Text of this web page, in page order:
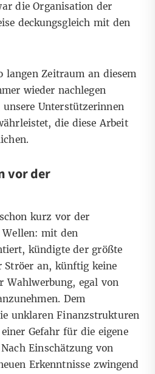
die Organisation der
deckungsgleich mit den
langen Zeitraum an diesem
wieder nachlegen
Unterstützerinnen
die diese Arbeit
vor der
kurz vor der
mit den
kündigte der größte
Ströer an, künftig keine
Wahlwerbung, egal von
Dem
unklaren Finanzstrukturen
Gefahr für die eigene
Einschätzung von
Erkenntnisse zwingend